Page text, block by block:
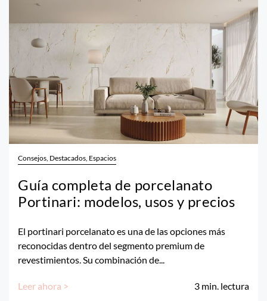
Consejos, Destacados, Espacios
Guía completa de porcelanato
Portinari: modelos, usos y precios
El portinari porcelanato es una de las opciones más
reconocidas dentro del segmento premium de
revestimientos. Su combinación de...
Leer ahora > 3 min. lectura